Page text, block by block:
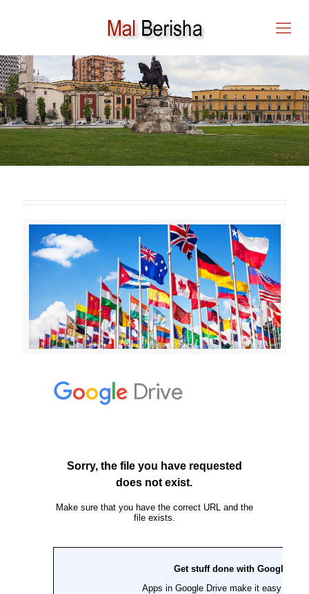
DIPLOMACIA NË
RRJEDHËN E
EURO – ATLANTIKE